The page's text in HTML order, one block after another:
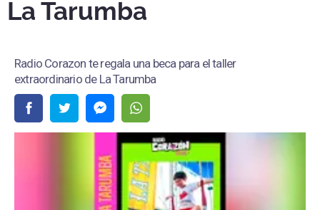
La Tarumba
Radio Corazon te regala una beca para el taller
extraordinario de La Tarumba